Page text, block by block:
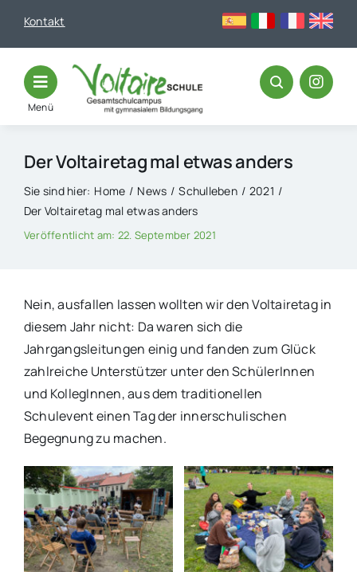
Kontakt
Menü
Der Voltairetag mal etwas anders
Sie sind hier: Home News Schulleben
2021
Der Voltairetag mal etwas anders
Veröffentlicht am: 22. September 2021
Nein, ausfallen lassen wollten wir den Voltairetag in
diesem Jahr nicht: Da waren sich die
Jahrgangsleitungen einig und fanden zum Glück
zahlreiche Unterstützer unter den SchülerInnen
und KollegInnen, aus dem traditionellen
Schulevent einen Tag der innerschulischen
Begegnung zu machen.